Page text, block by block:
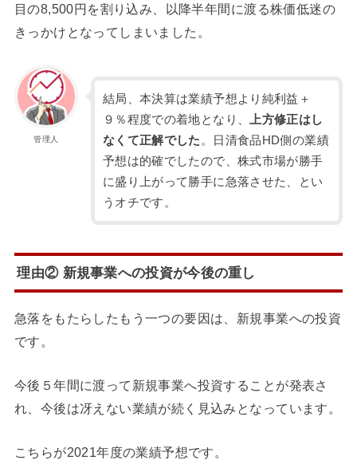
目の8,500円を割り込み、以降半年間に渡る株価低迷の
きっかけとなってしまいました。
管理人
結局、本決算は業績予想より純利益＋
９％程度での着地となり、
上方修正はし
なくて正解でした 。日清食品HD側の業績
予想は的確でしたので、株式市場が勝手
に盛り上がって勝手に急落させた、とい
うオチです。
理由② 新規事業への投資が今後の重し
急落をもたらしたもう一つの要因は、新規事業への投資
です。
今後５年間に渡って新規事業へ投資することが発表さ
れ、今後は冴えない業績が続く見込みとなっています。
こちらが2021年度の業績予想です。